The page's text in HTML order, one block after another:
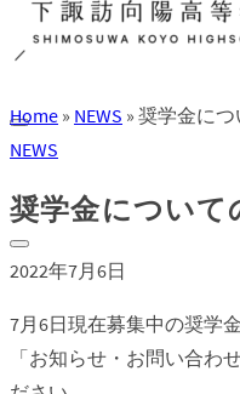
Home » NEWS » 奨学金に
NEWS
奨学金について
2022年7月6日
7月6日現在募集中の奨学
「お知らせ・お問い合わ